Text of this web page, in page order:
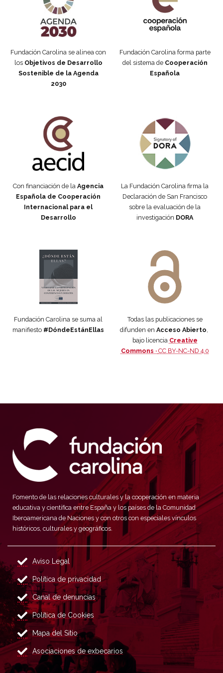
Fundación Carolina se alinea con
los Objetivos de Desarrollo
Sostenible de la Agenda
2030
Fundación Carolina forma parte
del sistema de Cooperación
Española
Con financiación de la Agencia
Española de Cooperación
Internacional para el
Desarrollo
La Fundación Carolina firma la
Declaración de San Francisco
sobre la evaluación de la
investigación DORA
Fundación Carolina se suma al
manifiesto #DóndeEstánEllas
Todas las publicaciones se
difunden en Acceso Abierto,
bajo licencia Creative
Commons · CC BY-NC-ND 4.0
Fomento de las relaciones culturales y la cooperación en materia
educativa y científica entre España y los países de la Comunidad
Iberoamericana de Naciones y con otros con especiales vínculos
históricos, culturales y geográficos.
Aviso Legal
Política de privacidad
Canal de denuncias
Política de Cookies
Mapa del Sitio
Asociaciones de exbecarios